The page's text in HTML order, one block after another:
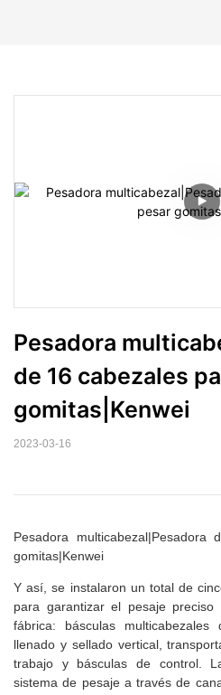
Pesadora
de 16 cabezales
gomitas|Kenwei
2023-03-16
Pesadora
gomitas|Kenwei
Y así, se instalaron un total de
para garantizar el pesaje
fábrica: básculas multicabezales
llenado y sellado vertical,
trabajo y básculas de control.
sistema de pesaje a través de